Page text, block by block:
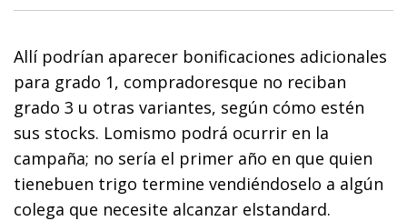
Allí podrían aparecer bonificaciones adicionales
para grado 1, compradoresque no reciban
grado 3 u otras variantes, según cómo estén
sus stocks. Lomismo podrá ocurrir en la
campaña; no sería el primer año en que quien
tienebuen trigo termine vendiéndoselo a algún
colega que necesite alcanzar elstandard.